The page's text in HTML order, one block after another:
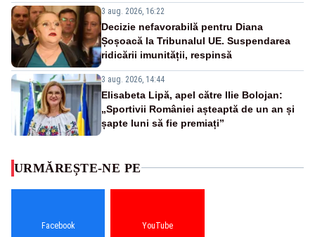
3 aug. 2026, 16:22
Decizie nefavorabilă pentru Diana
Șoșoacă la Tribunalul UE. Suspendarea
ridicării imunității, respinsă
3 aug. 2026, 14:44
Elisabeta Lipă, apel către Ilie Bolojan:
„Sportivii României așteaptă de un an și
șapte luni să fie premiați”
URMĂREȘTE-NE PE
Facebook YouTube